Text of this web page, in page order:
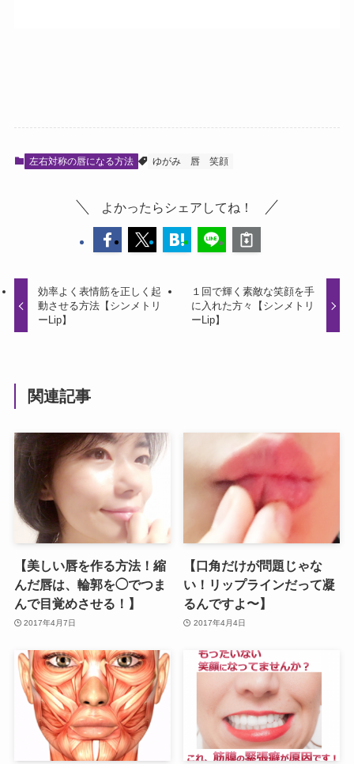
左右対称の唇になる方法 ゆがみ 唇 笑顔
よかったらシェアしてね！
効率よく表情筋を正しく起
動させる方法【シンメトリ
ーLip】
１回で輝く素敵な笑顔を手
に入れた方々【シンメトリ
ーLip】
関連記事
【美しい唇を作る方法！縮
んだ唇は、輪郭を◯でつま
んで目覚めさせる！】
2017年4月7日
【口角だけが問題じゃな
い！リップラインだって凝
るんですよ〜】
2017年4月4日